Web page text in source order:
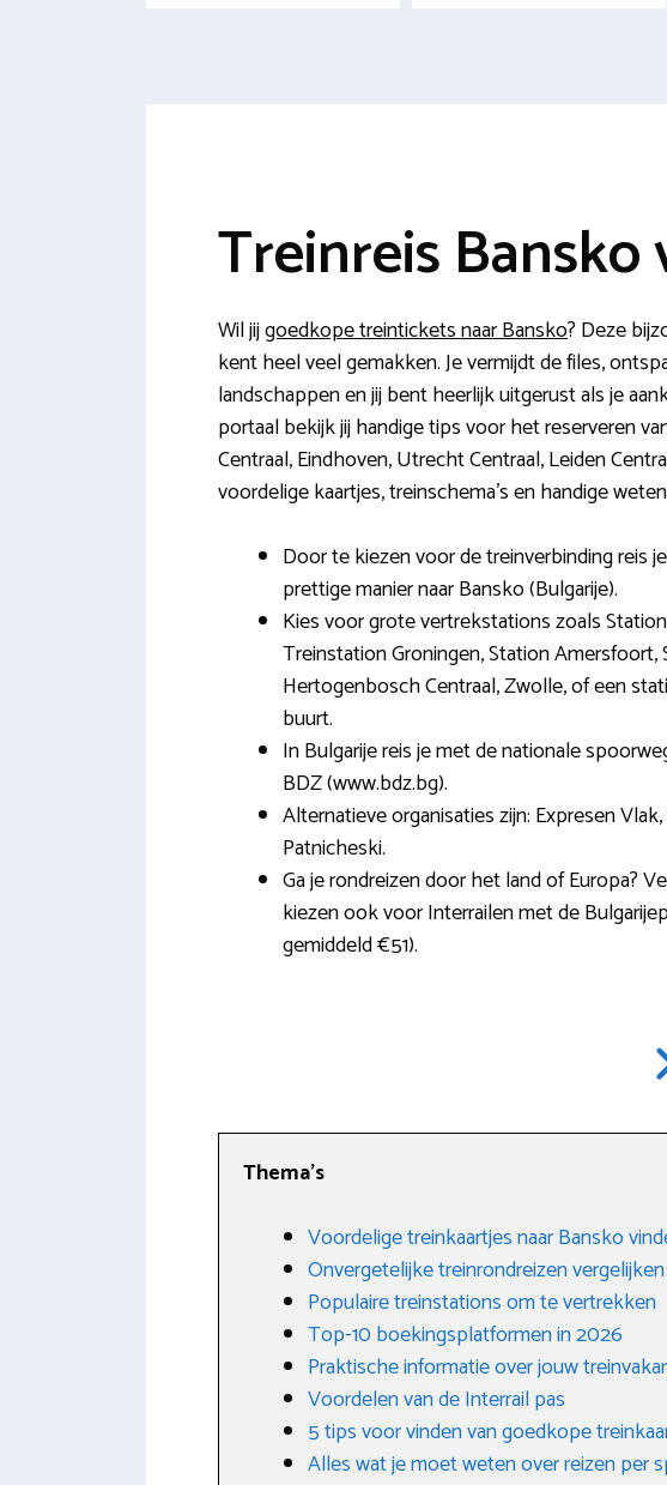
Treinreis
Wil jijgoedkope treintickets naar Bansko? Deze
kent heel veel gemakken. Je vermijdt de files,
landschappen en jij bent heerlijk uitgerust als je
portaal bekijk jij handige tips voor het reserveren
Centraal, Eindhoven, Utrecht Centraal, Leiden
voordelige kaartjes, treinschema’s en handige
Door te kiezen voor de treinverbinding reis
prettige manier naar Bansko (Bulgarije).
Kies voor grote vertrekstations zoals
Treinstation Groningen, Station Amersfoort,
Hertogenbosch Centraal, Zwolle, of een
buurt.
In Bulgarije reis je met de nationale
BDZ (www.bdz.bg).
Alternatieve organisaties zijn: Expresen
Patnicheski.
Ga je rondreizen door het land of Europa?
kiezen ook voor Interrailen met de
gemiddeld €51).
Thema’s
Voordelige treinkaartjes naar Bansko
Onvergetelijke treinrondreizen vergelijken
Populaire treinstations om te vertrekken
Top-10 boekingsplatformen in 2026
Praktische informatie over jouw
Voordelen van de Interrail pas
5 tips voor vinden van goedkope
Alles wat je moet weten over reizen per